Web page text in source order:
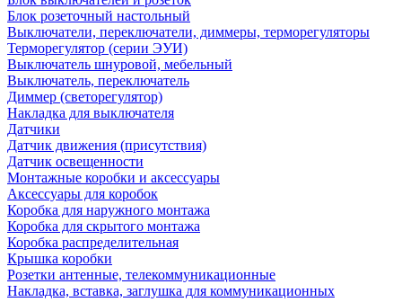
Блок розеточный настольный
Выключатели, переключатели, диммеры, терморегуляторы
Терморегулятор (серии ЭУИ)
Выключатель шнуровой, мебельный
Выключатель, переключатель
Диммер (светорегулятор)
Накладка для выключателя
Датчики
Датчик движения (присутствия)
Датчик освещенности
Монтажные коробки и аксессуары
Аксессуары для коробок
Коробка для наружного монтажа
Коробка для скрытого монтажа
Коробка распределительная
Крышка коробки
Розетки антенные, телекоммуникационные
Накладка, вставка, заглушка для коммуникационных